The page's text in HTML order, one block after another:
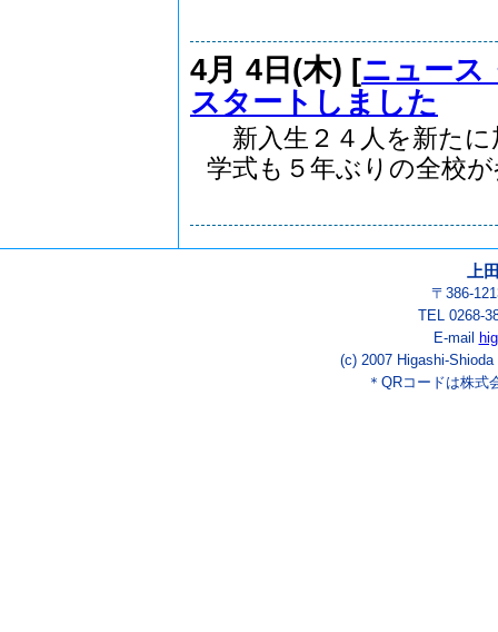
4月 4日(木) [ニュース
スタートしました
新入生２４人を新たに
学式も５年ぶりの全校が
上
〒386-
TEL 0268-
E-mail
(c) 2007 Higashi-
＊QRコードは株式